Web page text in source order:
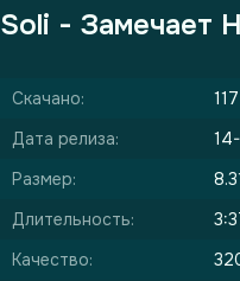
Soli - Замечает
Скачано:
117
Дата релиза:
Размер:
Длительность:
Качество: